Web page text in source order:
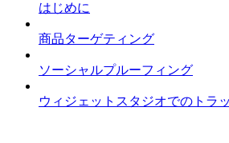
はじめに
商品ターゲティング
ソーシャルプルーフィング
ウィジェットスタジオでのトラ